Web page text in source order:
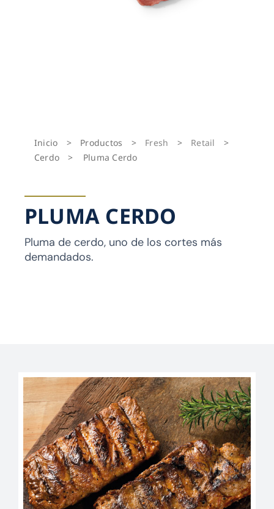
Inicio > Productos > Fresh > Retail
>
Cerdo
> Pluma Cerdo
PLUMA CERDO
Pluma de cerdo, uno de los cortes más
demandados.